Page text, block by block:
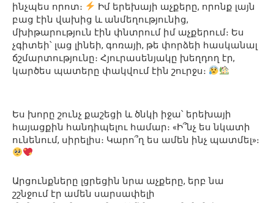
ինչպես որոտ։
Իմ երեխայի աչքերը, որոնք լայն
բաց էին վախից և անմեղությունից,
մխիթարություն էին փնտրում իմ աչքերում։ Ես
չգիտեի՝ լաց լինեի, գոռայի, թե փորձեի հասկանալ
ճշմարտությունը։ Հյուրասենյակը խեղդող էր,
կարծես պատերը փակվում էին շուրջս։
Ես խորը շունչ քաշեցի և ծնկի իջա՝ երեխայի
հայացքին հանդիպելու համար։ «Ի՞նչ ես նկատի
ունենում, սիրելիս։ Կարո՞ղ ես ամեն ինչ պատմել»։
Արցունքները լցրեցին նրա աչքերը, երբ նա
շշնջում էր ամեն սարսափելի